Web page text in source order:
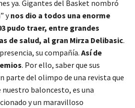
ya. Gigantes del Basket nombró
ynos dio a todos una enorme
pudo traer, entre grandes
de salud, al gran Mirza Delibasic.
su compañía. Así de
. Por ello, saber que sus
parte del olimpo de una revista que
baloncesto, es una
y un maravilloso